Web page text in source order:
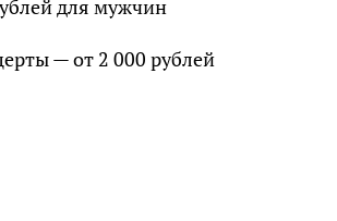
для мужчин
— от 2 000 рублей